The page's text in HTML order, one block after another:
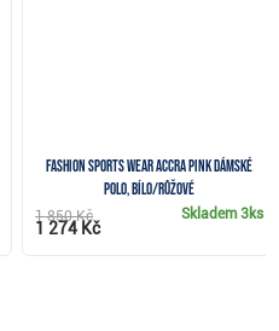
Fashion Sports Wear Accra Pink dámské
polo, bílo/růžové
Skladem3ks
1 850 Kč
1 274 Kč